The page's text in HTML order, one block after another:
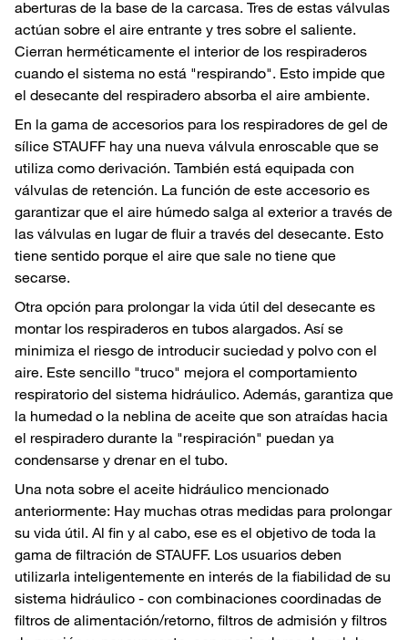
aberturas de la base de la carcasa. Tres de estas válvulas
actúan sobre el aire entrante y tres sobre el saliente.
Cierran herméticamente el interior de los respiraderos
cuando el sistema no está "respirando". Esto impide que
el desecante del respiradero absorba el aire ambiente.
En la gama de accesorios para los respiradores de gel de
sílice STAUFF hay una nueva válvula enroscable que se
utiliza como derivación. También está equipada con
válvulas de retención. La función de este accesorio es
garantizar que el aire húmedo salga al exterior a través de
las válvulas en lugar de fluir a través del desecante. Esto
tiene sentido porque el aire que sale no tiene que
secarse.
Otra opción para prolongar la vida útil del desecante es
montar los respiraderos en tubos alargados. Así se
minimiza el riesgo de introducir suciedad y polvo con el
aire. Este sencillo "truco" mejora el comportamiento
respiratorio del sistema hidráulico. Además, garantiza que
la humedad o la neblina de aceite que son atraídas hacia
el respiradero durante la "respiración" puedan ya
condensarse y drenar en el tubo.
Una nota sobre el aceite hidráulico mencionado
anteriormente: Hay muchas otras medidas para prolongar
su vida útil. Al fin y al cabo, ese es el objetivo de toda la
gama de filtración de STAUFF. Los usuarios deben
utilizarla inteligentemente en interés de la fiabilidad de su
sistema hidráulico - con combinaciones coordinadas de
filtros de alimentación/retorno, filtros de admisión y filtros